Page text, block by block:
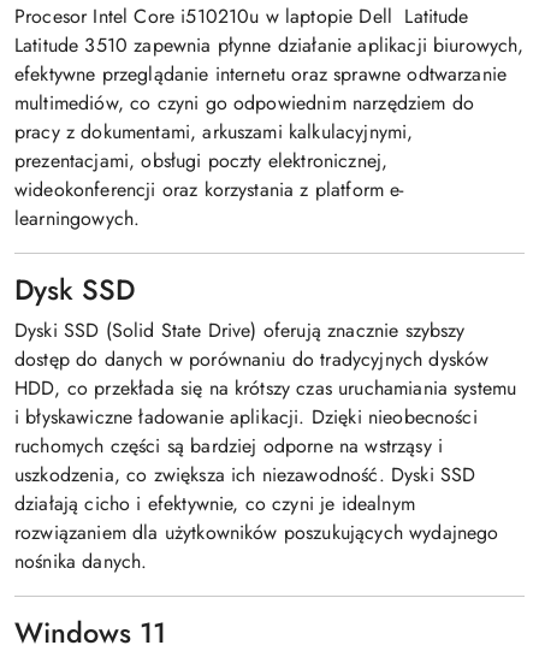
Procesor Intel Core i510210u w laptopie Dell Latitude
Latitude 3510 zapewnia płynne działanie aplikacji biurowych,
efektywne przeglądanie internetu oraz sprawne odtwarzanie
multimediów, co czyni go odpowiednim narzędziem do
pracy z dokumentami, arkuszami kalkulacyjnymi,
prezentacjami, obsługi poczty elektronicznej,
wideokonferencji oraz korzystania z platform e-
learningowych.
Dysk SSD
Dyski SSD (Solid State Drive) oferują znacznie szybszy
dostęp do danych w porównaniu do tradycyjnych dysków
HDD, co przekłada się na krótszy czas uruchamiania systemu
i błyskawiczne ładowanie aplikacji. Dzięki nieobecności
ruchomych części są bardziej odporne na wstrząsy i
uszkodzenia, co zwiększa ich niezawodność. Dyski SSD
działają cicho i efektywnie, co czyni je idealnym
rozwiązaniem dla użytkowników poszukujących wydajnego
nośnika danych.
Windows 11